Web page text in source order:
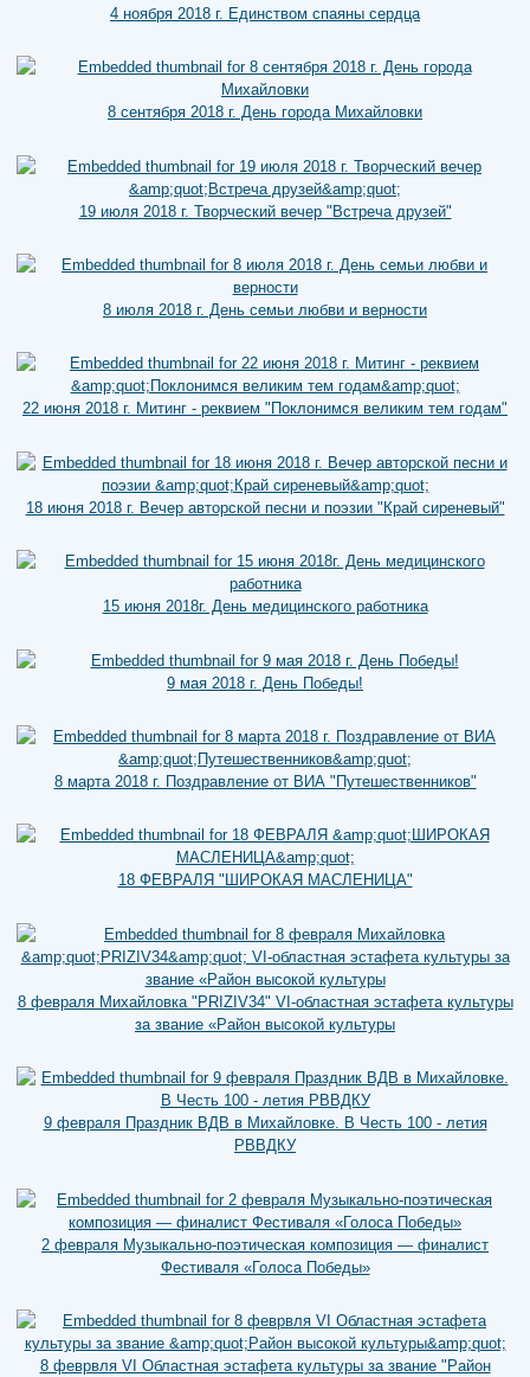
4 ноября 2018 г. Единством спаяны сердца
8 сентября 2018 г. День города Михайловки
19 июля 2018 г. Творческий вечер "Встреча друзей"
8 июля 2018 г. День семьи любви и верности
22 июня 2018 г. Митинг - реквием "Поклонимся великим тем годам"
18 июня 2018 г. Вечер авторской песни и поэзии "Край сиреневый"
15 июня 2018г. День медицинского работника
9 мая 2018 г. День Победы!
8 марта 2018 г. Поздравление от ВИА "Путешественников"
18 ФЕВРАЛЯ "ШИРОКАЯ МАСЛЕНИЦА"
8 февраля Михайловка "PRIZIV34" VI-областная эстафета культуры
за звание «Район высокой культуры
9 февраля Праздник ВДВ в Михайловке. В Честь 100 - летия
РВВДКУ
2 февраля Музыкально-поэтическая композиция — финалист
Фестиваля «Голоса Победы»
8 феврвля VI Областная эстафета культуры за звание "Район